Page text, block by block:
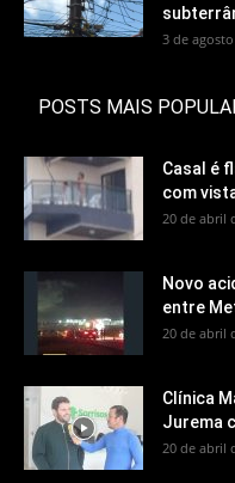
3 de
POSTS MAIS
Casal é
com
20 de abril
Novo
entre
20 de abril
Clínica
Jurema
20 de abril